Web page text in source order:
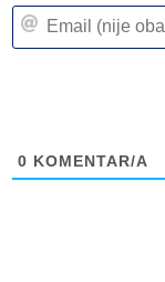
0 KOMENTAR/A